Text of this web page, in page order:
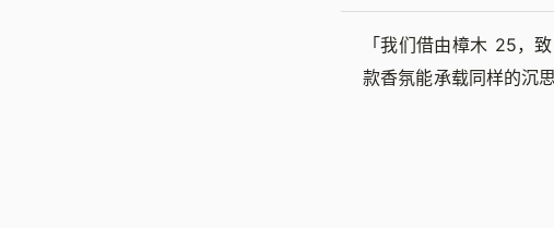
「我们借由樟木 25，
款香氛能承载同样的沉